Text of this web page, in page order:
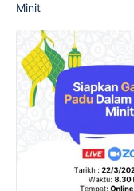
Minit